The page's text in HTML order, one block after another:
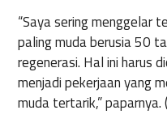
“Sayaseringmenggelar
palingmudaberusia50
regenerasi. Halini harus
menjadi pekerjaanyang
mudatertarik,”paparnya. (